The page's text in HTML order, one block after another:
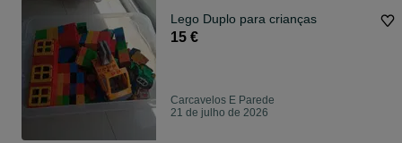
Lego Duplo para crianças
15 €
Carcavelos E Parede
21 de julho de 2026